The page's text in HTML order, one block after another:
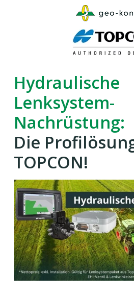
Hydraulische
Lenksystem-
Nachrüstung:
Die
TOPCON!